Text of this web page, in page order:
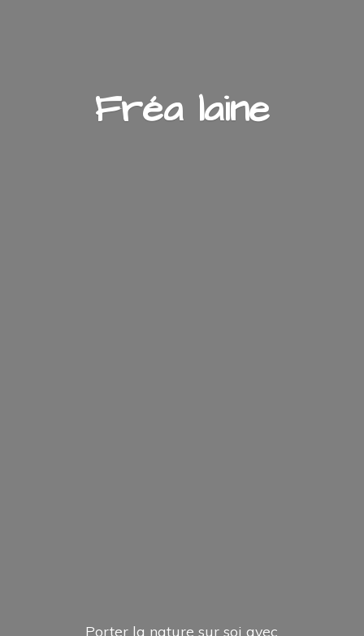
Fréa laine
Porter la nature sur soi avec